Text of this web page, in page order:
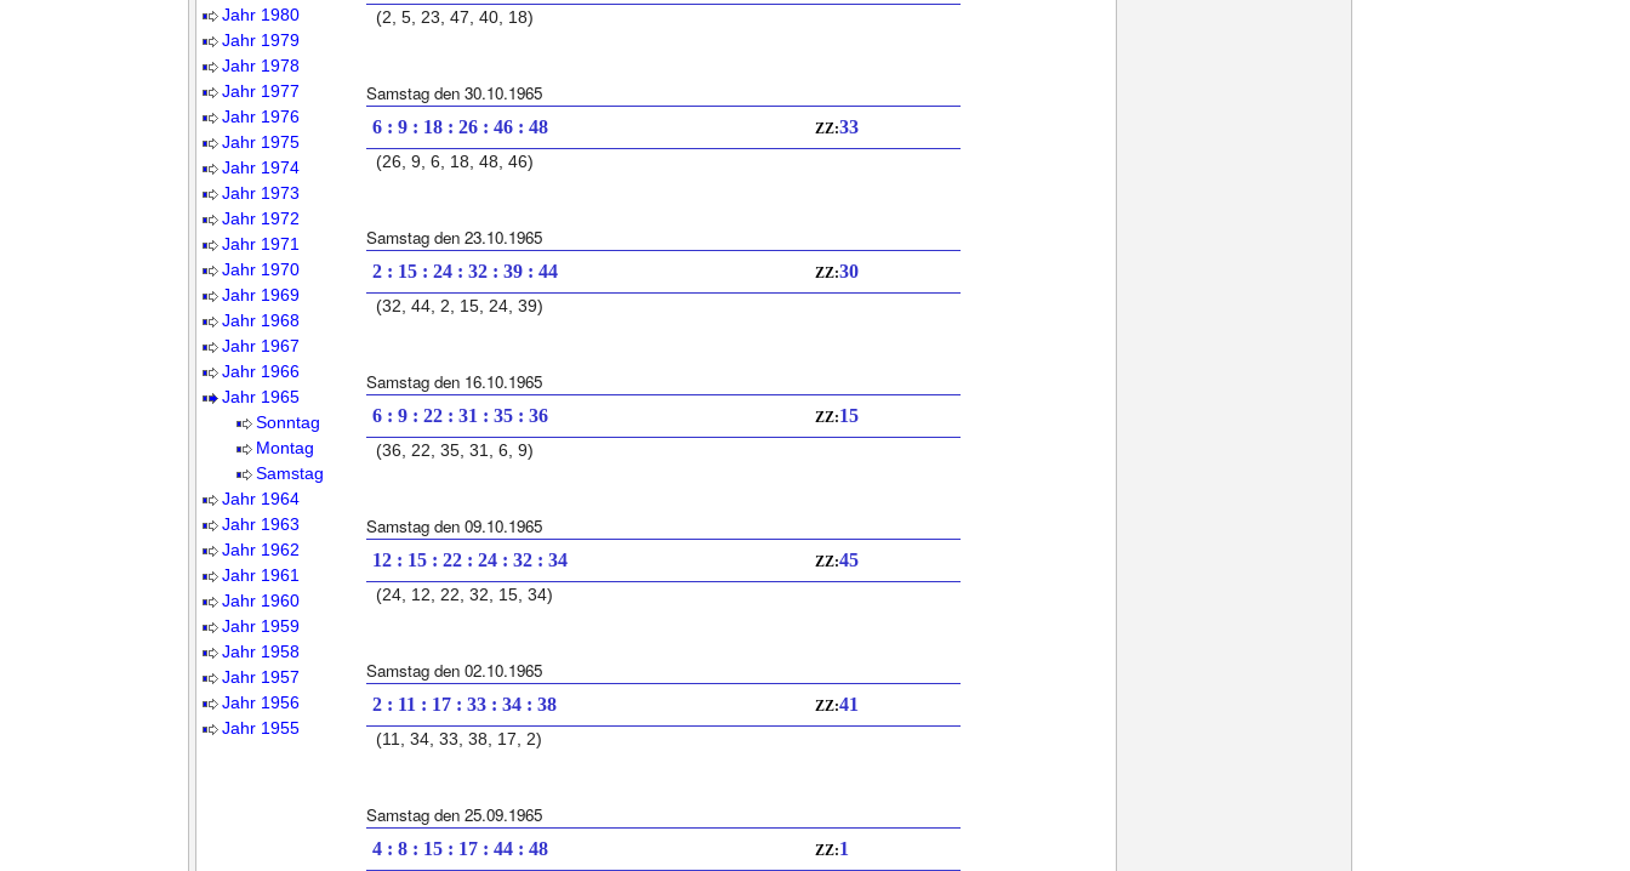
Jahr 1980
Jahr 1979
Jahr 1978
Jahr 1977
Jahr 1976
Jahr 1975
Jahr 1974
Jahr 1973
Jahr 1972
Jahr 1971
Jahr 1970
Jahr 1969
Jahr 1968
Jahr 1967
Jahr 1966
Jahr 1965
Sonntag
Montag
Samstag
Jahr 1964
Jahr 1963
Jahr 1962
Jahr 1961
Jahr 1960
Jahr 1959
Jahr 1958
Jahr 1957
Jahr 1956
Jahr 1955
(2, 5, 23, 47, 40, 18)
Samstag den 30.10.1965
6 : 9 : 18 : 26 : 46 : 48 ZZ:33
(26, 9, 6, 18, 48, 46)
Samstag den 23.10.1965
2 : 15 : 24 : 32 : 39 : 44 ZZ:30
(32, 44, 2, 15, 24, 39)
Samstag den 16.10.1965
6 : 9 : 22 : 31 : 35 : 36 ZZ:15
(36, 22, 35, 31, 6, 9)
Samstag den 09.10.1965
12 : 15 : 22 : 24 : 32 : 34 ZZ:45
(24, 12, 22, 32, 15, 34)
Samstag den 02.10.1965
2 : 11 : 17 : 33 : 34 : 38 ZZ:41
(11, 34, 33, 38, 17, 2)
Samstag den 25.09.1965
4 : 8 : 15 : 17 : 44 : 48 ZZ:1